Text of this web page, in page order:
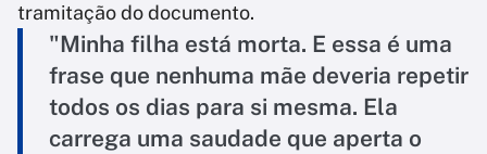
tramitação do documento.
"Minha filha está morta. E essa é uma
frase que nenhuma mãe deveria repetir
todos os dias para si mesma. Ela
carrega uma saudade que aperta o